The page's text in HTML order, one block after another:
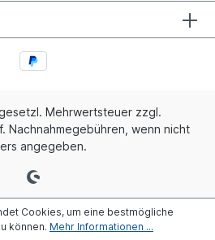
Mehrwertsteuer zzgl.
Nachnahmegebühren, wenn nicht
angegeben.
Cookies, um eine bestmögliche
können. Mehr Informationen ...